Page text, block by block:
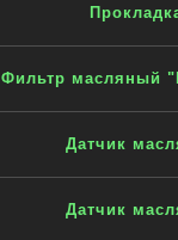
Фильтр масляный
Датчик
Датчик